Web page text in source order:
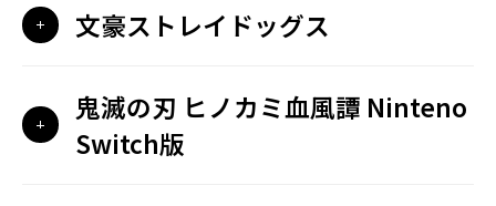
文豪ストレイドッグス
鬼滅の刃 ヒノカミ血風譚 Ninteno
Switch版